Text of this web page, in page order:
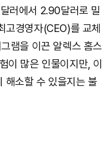
러에서 2.90달러로 밀
고경영자(CEO)를 교체
램을 이끈 알렉스 홈스
이 많은 인물이지만, 이
해소할 수 있을지는 불